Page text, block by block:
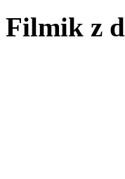
Filmik z